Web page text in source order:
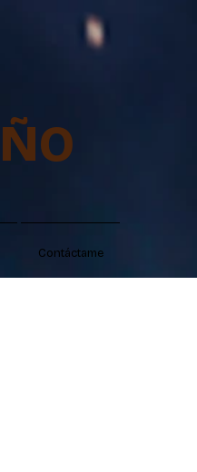
Contáctame